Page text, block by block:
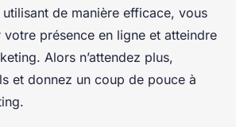
de manière efficace, vous
présence en ligne et atteindre
Alors n’attendez plus,
et donnez un coup de pouce à